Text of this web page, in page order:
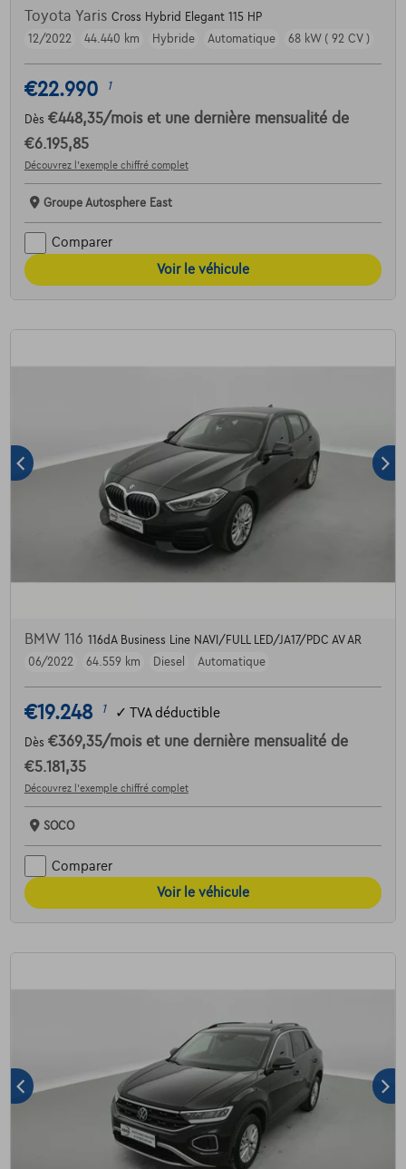
Toyota Yaris Cross Hybrid Elegant 115 HP
12/2022
44.440 km Hybride Automatique 68 kW ( 92 CV )
€22.990 1
Dès €448,35/mois et une dernière mensualité de
€6.195,85
Découvrez l’exemple chiffré complet
Groupe Autosphere East
Comparer
Voir le véhicule
BMW 116 116dA Business Line NAVI/FULL LED/JA17/PDC AV AR
06/2022
64.559 km Diesel Automatique
€19.248 1 ✓ TVA déductible
Dès €369,35/mois et une dernière mensualité de
€5.181,35
Découvrez l’exemple chiffré complet
SOCO
Comparer
Voir le véhicule